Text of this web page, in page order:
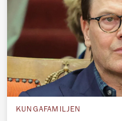
KUNGAFAMILJEN